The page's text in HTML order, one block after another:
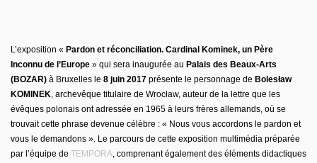
L’exposition « Pardon et réconciliation. Cardinal Kominek, un Père
Inconnu de l’Europe » qui sera inaugurée au Palais des Beaux-Arts
(BOZAR) à Bruxelles le 8 juin 2017 présente le personnage de Bolesław
KOMINEK, archevêque titulaire de Wrocław, auteur de la lettre que les
évêques polonais ont adressée en 1965 à leurs frères allemands, où se
trouvait cette phrase devenue célèbre : « Nous vous accordons le pardon et
vous le demandons ». Le parcours de cette exposition multimédia préparée
par l’équipe de TEMPORA, comprenant également des éléments didactiques